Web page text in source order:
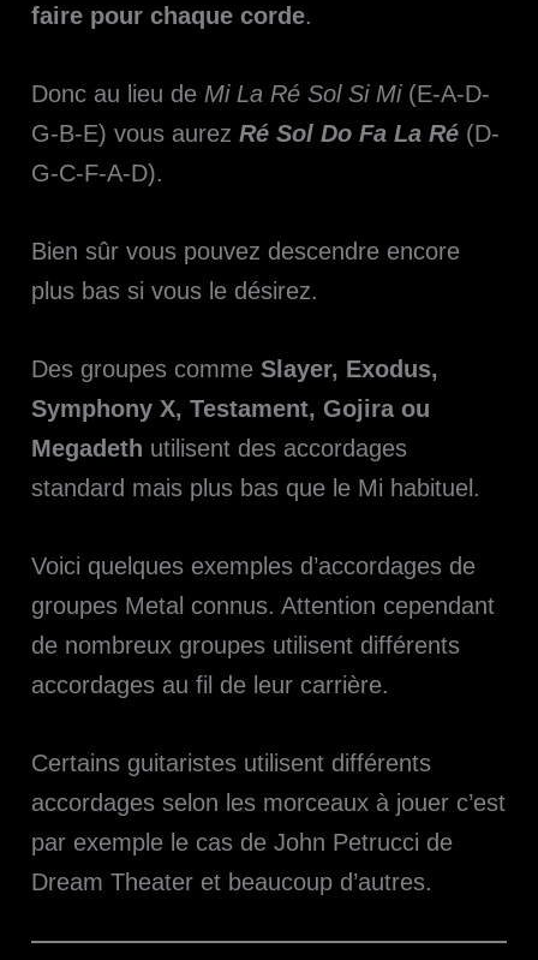
faire pour chaque corde.
Donc au lieu de Mi La Ré Sol Si Mi(E-A-D-
G-B-E) vous aurezRé Sol Do Fa La Ré (D-
G-C-F-A-D).
Bien sûr vous pouvez descendre encore
plus bas si vous le désirez.
Des groupes commeSlayer, Exodus,
Symphony X, Testament, Gojira ou
Megadeth utilisent des accordages
standard mais plus bas que le Mi habituel.
Voici quelques exemples d’accordages de
groupes Metal connus. Attention cependant
de nombreux groupes utilisent différents
accordages au fil de leur carrière.
Certains guitaristes utilisent différents
accordages selon les morceaux à jouer c’est
par exemple le cas de John Petrucci de
Dream Theater et beaucoup d’autres.